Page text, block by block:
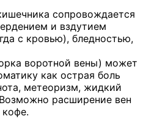
сопровождается
и вздутием
с кровью), бледностью,
воротной вены) может
как острая боль
метеоризм, жидкий
расширение вен